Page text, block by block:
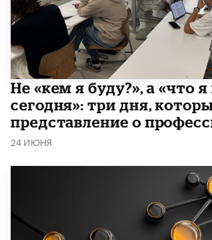
Не «кем я буду?», а «что
сегодня»: три дня,
представление о
24 ИЮНЯ